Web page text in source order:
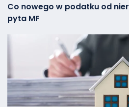
Co nowego w podatku od
pyta MF